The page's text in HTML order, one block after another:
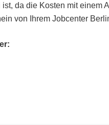
da die Kosten mit einem
von Ihrem Jobcenter